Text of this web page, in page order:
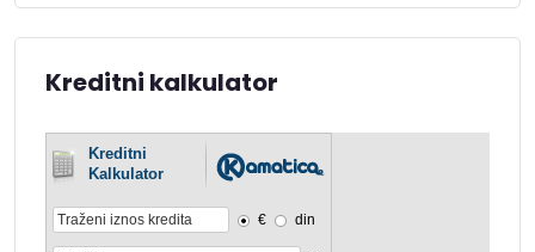
Kreditni kalkulator